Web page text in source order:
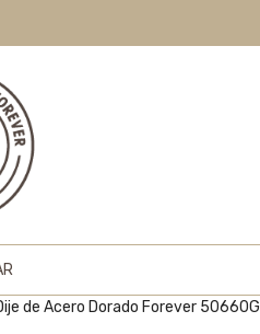
de Acero Dorado Forever 50660G